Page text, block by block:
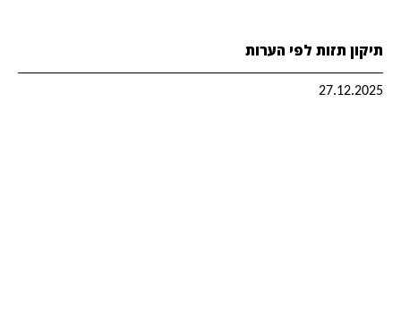
תיקון תזות לפי הערות
27.12.2025